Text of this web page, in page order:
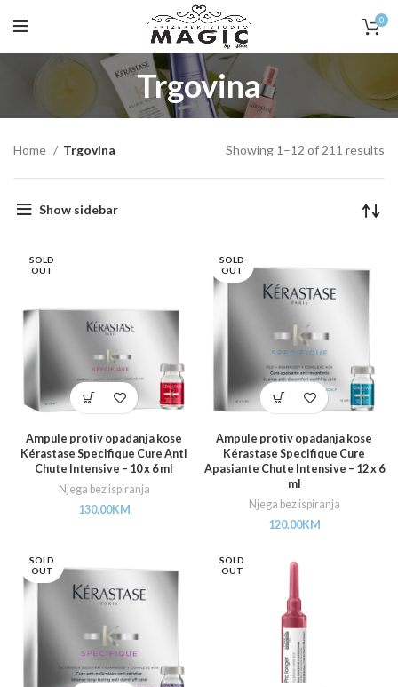
0
Trgovina
Home Trgovina Showing 1–12 of 211 results
Show sidebar
SOLD
OUT
Ampule protiv opadanja kose
Kérastase Specifique Cure Anti
Chute Intensive – 10 x 6 ml
Njega bez ispiranja
130.00KM
SOLD
OUT
Ampule protiv opadanja kose
Kérastase Specifique Cure
Apasiante Chute Intensive – 12 x 6
ml
Njega bez ispiranja
120.00KM
SOLD
OUT
SOLD
OUT